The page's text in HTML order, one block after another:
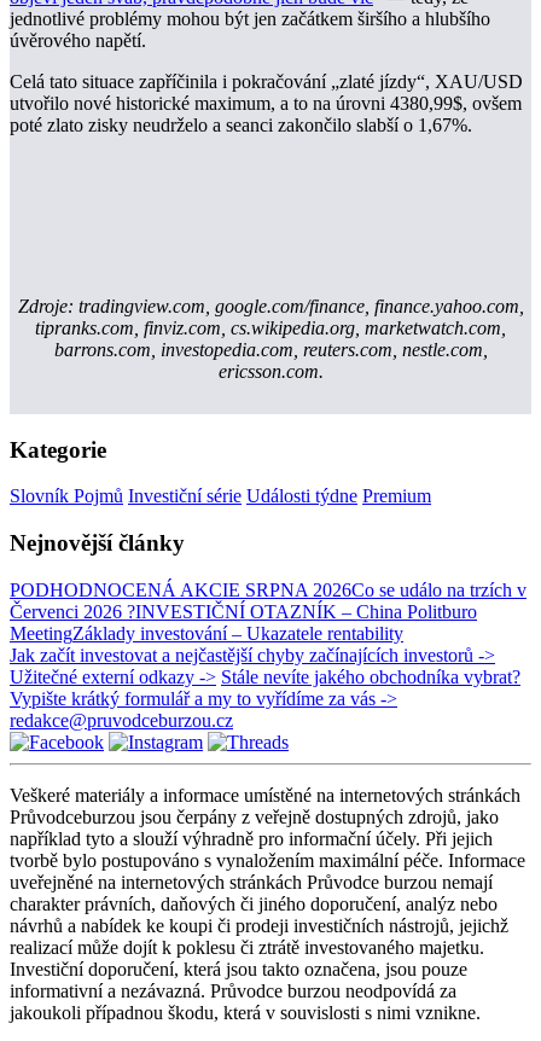
jednotlivé problémy mohou být jen začátkem širšího a hlubšího
úvěrového napětí.
Celá tato situace zapříčinila i pokračování „zlaté jízdy“, XAU/USD
utvořilo nové historické maximum, a to na úrovni 4380,99$, ovšem
poté zlato zisky neudrželo a seanci zakončilo slabší o 1,67%.
Zdroje: tradingview.com, google.com/finance, finance.yahoo.com,
tipranks.com, finviz.com, cs.wikipedia.org, marketwatch.com,
barrons.com, investopedia.com, reuters.com, nestle.com,
ericsson.com.
Kategorie
Slovník Pojmů Investiční série Události týdne Premium
Nejnovější články
PODHODNOCENÁ AKCIE SRPNA 2026Co se událo na trzích v
Červenci 2026 ?INVESTIČNÍ OTAZNÍK – China Politburo
MeetingZáklady investování – Ukazatele rentability
Jak začít investovat a nejčastější chyby začínajících investorů ->
Užitečné externí odkazy -> Stále nevíte jakého obchodníka vybrat?
Vypište krátký formulář a my to vyřídíme za vás ->
redakce@pruvodceburzou.cz
Veškeré materiály a informace umístěné na internetových stránkách
Průvodceburzou jsou čerpány z veřejně dostupných zdrojů, jako
například tyto a slouží výhradně pro informační účely. Při jejich
tvorbě bylo postupováno s vynaložením maximální péče. Informace
uveřejněné na internetových stránkách Průvodce burzou nemají
charakter právních, daňových či jiného doporučení, analýz nebo
návrhů a nabídek ke koupi či prodeji investičních nástrojů, jejichž
realizací může dojít k poklesu či ztrátě investovaného majetku.
Investiční doporučení, která jsou takto označena, jsou pouze
informativní a nezávazná. Průvodce burzou neodpovídá za
jakoukoli případnou škodu, která v souvislosti s nimi vznikne.